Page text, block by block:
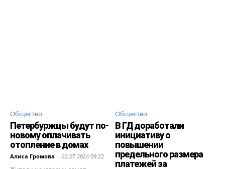
Общество
Петербуржцы будут по-
новому оплачивать
отопление в домах
Алиса Громова - 22.07.2024 09:22
Общество
В ГД доработали
инициативу о
повышении
предельного размера
платежей за